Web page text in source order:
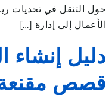
حول التنقل في تحديات
الأعمال إلى إدارة […]
دليل إنشاء
قصص مقنعة